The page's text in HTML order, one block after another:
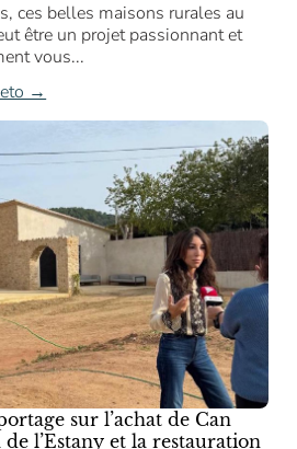
ces belles maisons rurales au
être un projet passionnant et
vous...
→
sur l’achat de Can
l’Estany et la restauration